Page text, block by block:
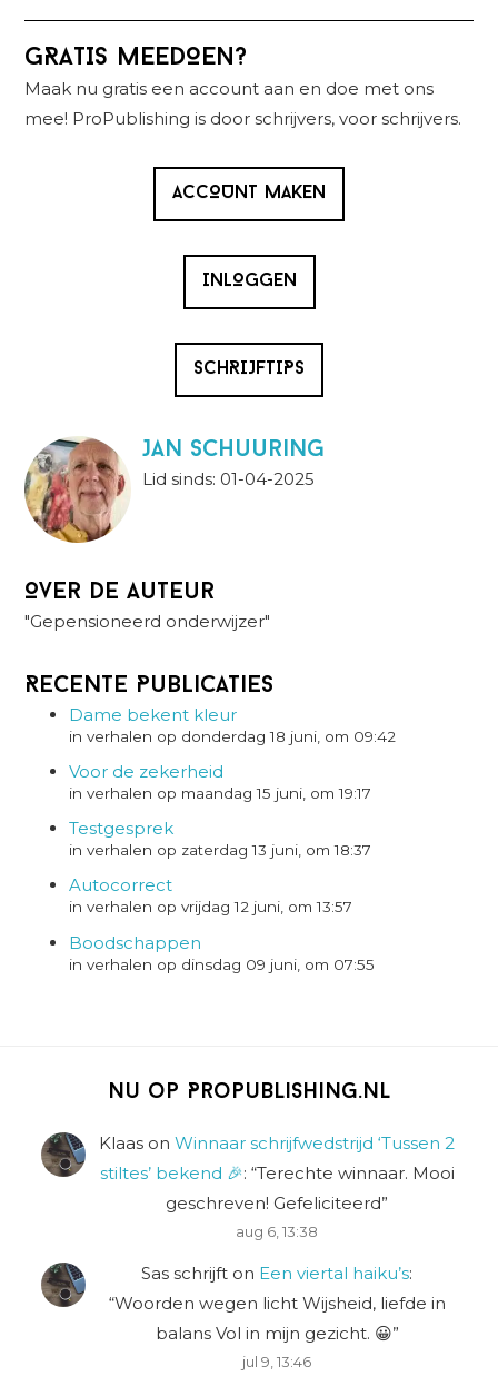
Primaire
Sidebar
GRATIS MEEDOEN?
Maak nu gratis een account aan en doe met ons
mee! ProPublishing is door schrijvers, voor schrijvers.
ACCOUNT MAKEN
INLOGGEN
SCHRIJFTIPS
Jan Schuuring
Lid sinds: 01-04-2025
Over de auteur
"Gepensioneerd onderwijzer"
Recente Publicaties
Dame bekent kleur
in verhalen op donderdag 18 juni, om 09:42
Voor de zekerheid
in verhalen op maandag 15 juni, om 19:17
Testgesprek
in verhalen op zaterdag 13 juni, om 18:37
Autocorrect
in verhalen op vrijdag 12 juni, om 13:57
Boodschappen
in verhalen op dinsdag 09 juni, om 07:55
Nu op Propublishing.nl
Klaas on Winnaar schrijfwedstrijd ‘Tussen 2
stiltes’ bekend 🎉: “Terechte winnaar. Mooi
geschreven! Gefeliciteerd”
aug 6, 13:38
Sas schrijft on Een viertal haiku’s:
“Woorden wegen licht Wijsheid, liefde in
balans Vol in mijn gezicht. 😀”
jul 9, 13:46